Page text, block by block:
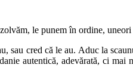
le punem în ordine, uneori
cred că le au. Aduc la
autentică, adevărată, ci